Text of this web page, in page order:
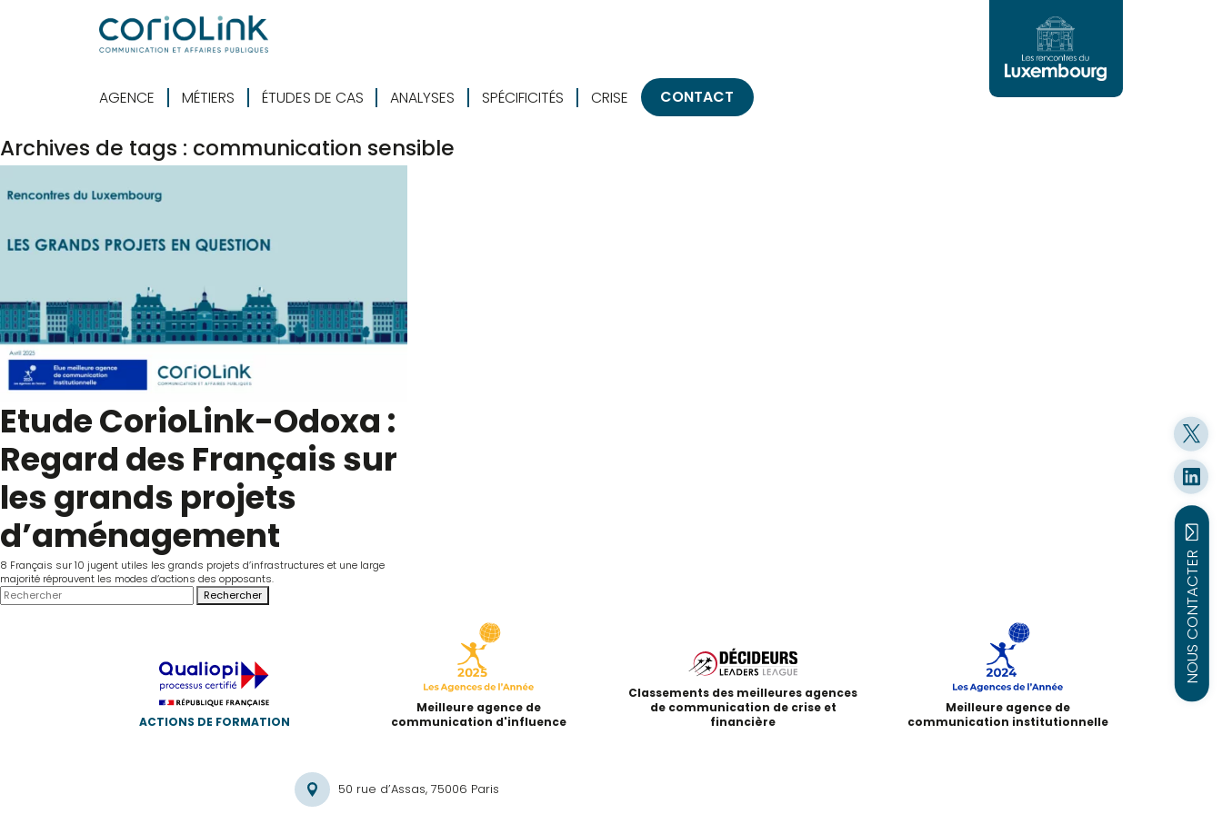
AGENCE MÉTIERS ÉTUDES DE CAS ANALYSES SPÉCIFICITÉS CRISE CONTACT
NOUS CONTACTER
Archives de tags : communication sensible
Etude CorioLink-Odoxa :
Regard des Français sur
les grands projets
d’aménagement
8 Français sur 10 jugent utiles les grands projets d’infrastructures et une large
majorité réprouvent les modes d’actions des opposants.
Rechercher
ACTIONS DE FORMATION
Meilleure agence de
communication d'influence
Classements des meilleures agences
de communication de crise et
financière
Meilleure agence de
communication institutionnelle
50 rue d’Assas, 75006 Paris